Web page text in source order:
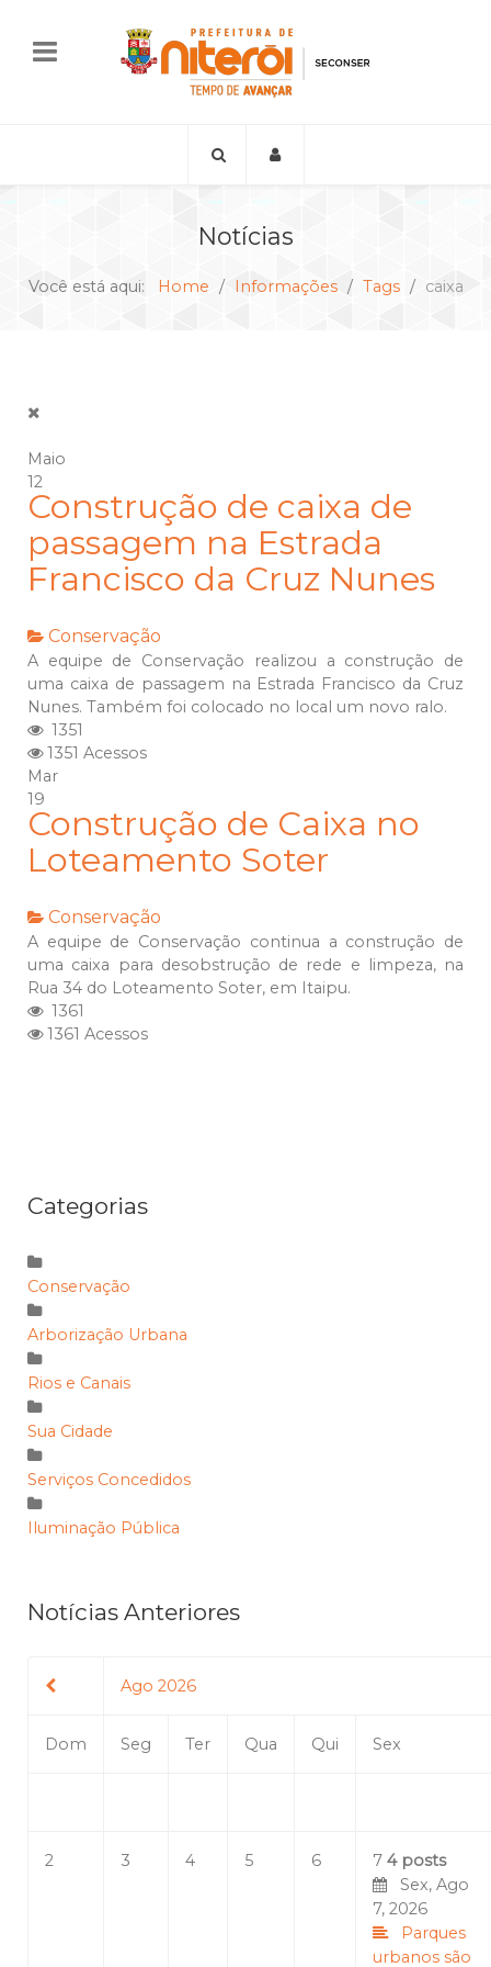
Notícias
Você está aqui: Home Informações Tags caixa
Maio
12
Construção de caixa de
passagem na Estrada
Francisco da Cruz Nunes
Conservação
A equipe de Conservação realizou a construção de
uma caixa de passagem na Estrada Francisco da Cruz
Nunes. Também foi colocado no local um novo ralo.
1351
1351 Acessos
Mar
19
Construção de Caixa no
Loteamento Soter
Conservação
A equipe de Conservação continua a construção de
uma caixa para desobstrução de rede e limpeza, na
Rua 34 do Loteamento Soter, em Itaipu.
1361
1361 Acessos
Categorias
Conservação
Arborização Urbana
Rios e Canais
Sua Cidade
Serviços Concedidos
Iluminação Pública
Notícias Anteriores
Ago 2026
Dom Seg Ter Qua Qui Sex
2 3 4 5 6 7 4 posts
Sex, Ago
7, 2026
Parques
urbanos são